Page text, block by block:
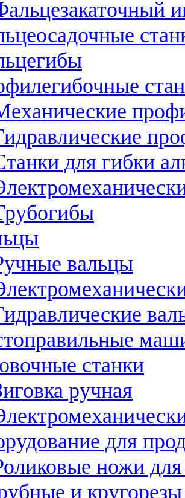
для гибки
вальцы
станки
ручная
для
ножи для
и кругорезы